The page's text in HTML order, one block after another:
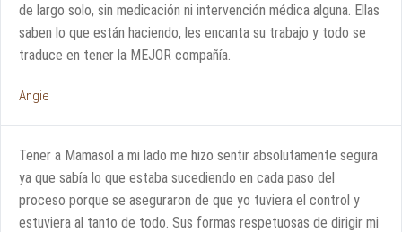
de largo solo, sin medicación ni intervención médica alguna. Ellas
saben lo que están haciendo, les encanta su trabajo y todo se
traduce en tener la MEJOR compañía.
Angie
Tener a Mamasol a mi lado me hizo sentir absolutamente segura
ya que sabía lo que estaba sucediendo en cada paso del
proceso porque se aseguraron de que yo tuviera el control y
estuviera al tanto de todo. Sus formas respetuosas de dirigir mi